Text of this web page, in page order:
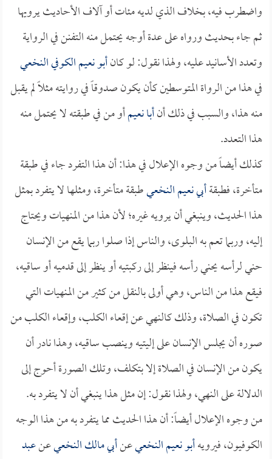
واضطرب فيه، بخلاف الذي لديه مئات أو آلاف الأحاديث يرويها
ثم جاء بحديث ورواه على عدة أوجه يحتمل منه التفنن في الرواية
وتعدد الأسانيد عليه، ولهذا نقول: لو كانأبو نعيم الكوفي النخعي
في هذا من الرواة المتوسطين كأن يكون صدوقاً في روايته مثلاً لم يقبل
منه هذا، والسبب في ذلك أنأبا نعيمأو من في طبقته لا يحتمل منه
هذا التعدد.
كذلك أيضاً من وجوه الإعلال في هذا: أن هذا التفرد جاء في طبقة
متأخرة، فطبقةأبي نعيم النخعيطبقة متأخرة، ومثلها لا يتفرد بمثل
هذا الحديث، وينبغي أن يرويه غيره؛ لأن هذا من المنهيات ويحتاج
إليه، وربما تعم به البلوى، والناس إذا صلوا ربما يقع من الإنسان
حني لرأسه يحني رأسه فينظر إلى ركبتيه أو ينظر إلى قدميه أو ساقيه،
فيقع هذا من الناس، وهي أولى بالنقل من كثير من المنهيات التي
تكون في الصلاة، وذلك كالنهي عن إقعاء الكلب، وإقعاء الكلب من
صوره أن يجلس الإنسان على إليتيه وينصب ساقيه، وهذا نادر أن
يكون من الإنسان في الصلاة إلا بتكلف، وتلك الصورة أحوج إلى
الدلالة على النهي، ولهذا نقول: إن مثل هذا ينبغي أن لا يتفرد به.
من وجوه الإعلال أيضاً: أن هذا الحديث مما يتفرد به من هذا الوجه
الكوفيون، فيرويهأبو نعيم النخعيعنأبي مالك النخعيعنعبد